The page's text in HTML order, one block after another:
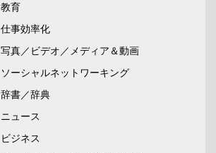
教育
仕事効率化
写真／ビデオ／メディア＆動画
ソーシャルネットワーキング
辞書／辞典
ニュース
ビジネス